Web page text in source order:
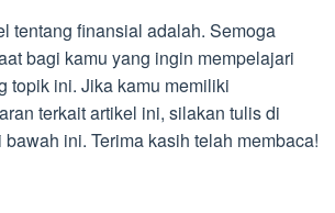
tentang finansial adalah. Semoga
bagi kamu yang ingin mempelajari
topik ini. Jika kamu memiliki
terkait artikel ini, silakan tulis di
ini. Terima kasih telah membaca!